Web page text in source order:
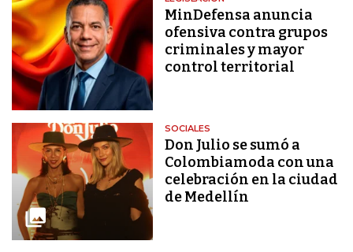
MinDefensa anuncia
ofensiva contra grupos
criminales y mayor
control territorial
SOCIALES
Don Julio se sumó a
Colombiamoda con una
celebración en la ciudad
de Medellín